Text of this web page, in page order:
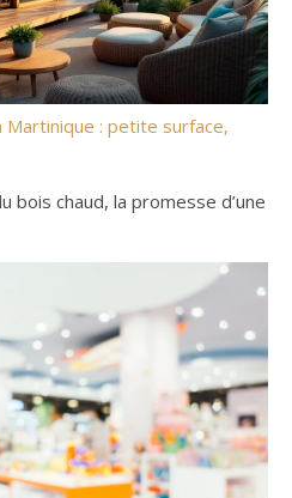
Martinique : petite surface,
bois chaud, la promesse d’une